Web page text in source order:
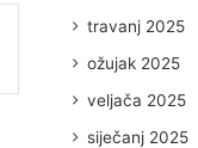
travanj 2025
ožujak 2025
veljača 2025
siječanj 2025